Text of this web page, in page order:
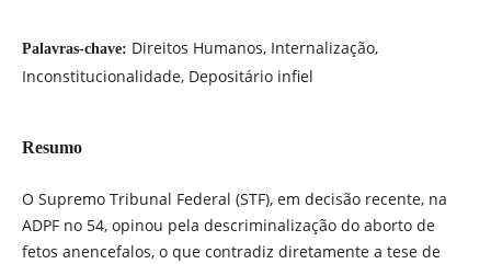
Palavras-chave: Direitos Humanos, Internalização,
Inconstitucionalidade, Depositário infiel
Resumo
O Supremo Tribunal Federal (STF), em decisão recente, na
ADPF no 54, opinou pela descriminalização do aborto de
fetos anencefalos, o que contradiz diretamente a tese de